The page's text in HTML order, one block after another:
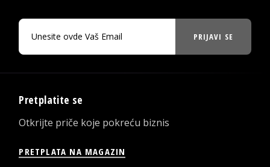
PRIJAVI SE
Pretplatite se
Otkrijte priče koje pokreću biznis
PRETPLATA NA MAGAZIN